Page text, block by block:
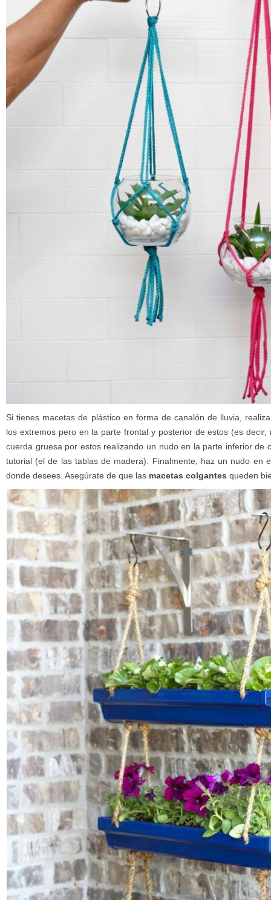
Si tienes macetas de plástico en forma de canalón de lluvia,
los extremos pero en la parte frontal y posterior de estos (es
cuerda gruesa por estos realizando un nudo en la parte inferior de
tutorial (el de las tablas de madera). Finalmente, haz un nudo en
donde desees. Asegúrate de que las macetas colgantes queden